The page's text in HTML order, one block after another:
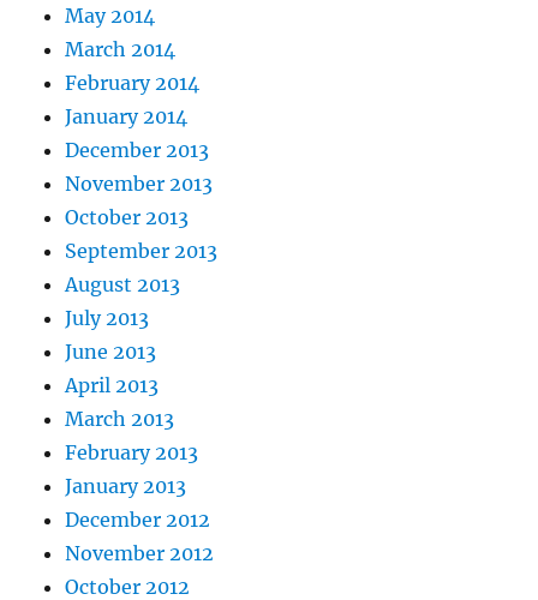
May 2014
March 2014
February 2014
January 2014
December 2013
November 2013
October 2013
September 2013
August 2013
July 2013
June 2013
April 2013
March 2013
February 2013
January 2013
December 2012
November 2012
October 2012